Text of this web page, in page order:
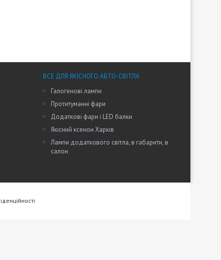
ВСЕ ДЛЯ ЯКІСНОГО АВТО-СВІТЛА
Галогенові лампи
Протитуманні фари
Додаткові фари і LED балки
Якісний ксенон Харків
Лампи додаткового світла, в габарити, в
салон